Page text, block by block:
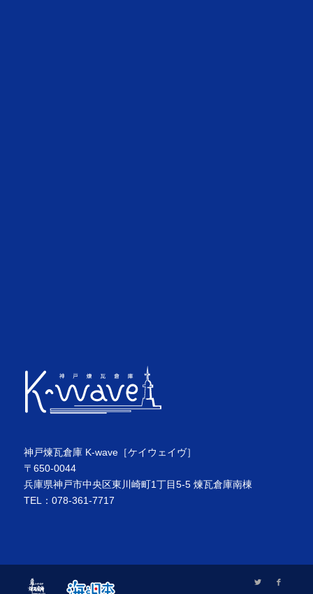
神戸煉瓦倉庫 K-wave［ケイウェイヴ］
〒650-0044
兵庫県神戸市中央区東川崎町1丁目5-5 煉瓦倉庫南棟
TEL：078-361-7717